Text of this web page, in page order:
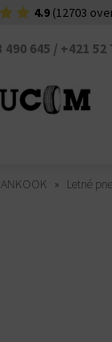
4.9 (12703
490 645 / +421 52
Letné